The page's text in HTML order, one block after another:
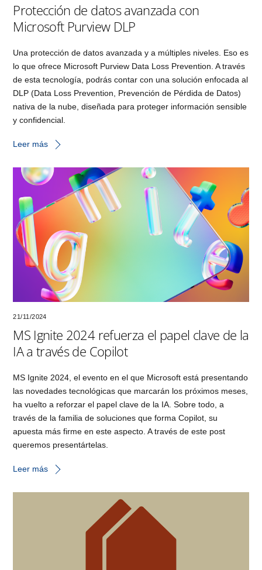
Protección de datos avanzada con
Microsoft Purview DLP
Una protección de datos avanzada y a múltiples niveles. Eso es
lo que ofrece Microsoft Purview Data Loss Prevention. A través
de esta tecnología, podrás contar con una solución enfocada al
DLP (Data Loss Prevention, Prevención de Pérdida de Datos)
nativa de la nube, diseñada para proteger información sensible
y confidencial.
Leer más
21/11/2024
MS Ignite 2024 refuerza el papel clave de la
IA a través de Copilot
MS Ignite 2024, el evento en el que Microsoft está presentando
las novedades tecnológicas que marcarán los próximos meses,
ha vuelto a reforzar el papel clave de la IA. Sobre todo, a
través de la familia de soluciones que forma Copilot, su
apuesta más firme en este aspecto. A través de este post
queremos presentártelas.
Leer más